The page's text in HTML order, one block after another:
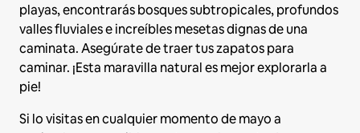
playas, encontrarás bosques subtropicales, profundos
valles fluviales e increíbles mesetas dignas de una
caminata. Asegúrate de traer tus zapatos para
caminar. ¡Esta maravilla natural es mejor explorarla a
pie!
Si lo visitas en cualquier momento de mayo a